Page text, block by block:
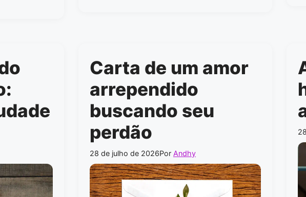
Carta de um amor
arrependido
buscando seu
perdão
28 de julho de 2026Por Andhy